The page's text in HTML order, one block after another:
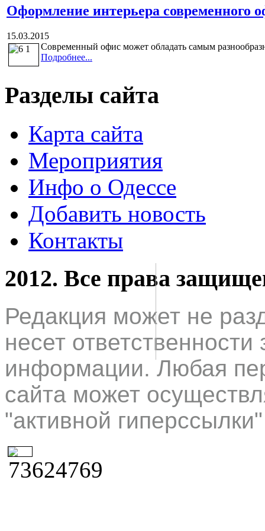
Оформление интерьера современного
15.03.2015
Современный офис может обладать самым
Подробнее...
Разделы сайта
Карта сайта
Мероприятия
Инфо о Одессе
Добавить новость
Контакты
2012. Все права
Редакция может не
несет
информации. Любая
сайта может
"активной